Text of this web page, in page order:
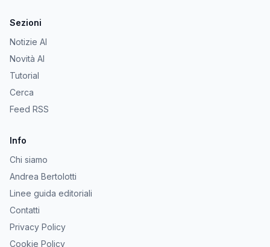
Sezioni
Notizie AI
Novità AI
Tutorial
Cerca
Feed RSS
Info
Chi siamo
Andrea Bertolotti
Linee guida editoriali
Contatti
Privacy Policy
Cookie Policy